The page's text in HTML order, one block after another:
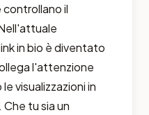
il
in bio è diventato
l'attenzione
visualizzazioni in
Che tu sia un